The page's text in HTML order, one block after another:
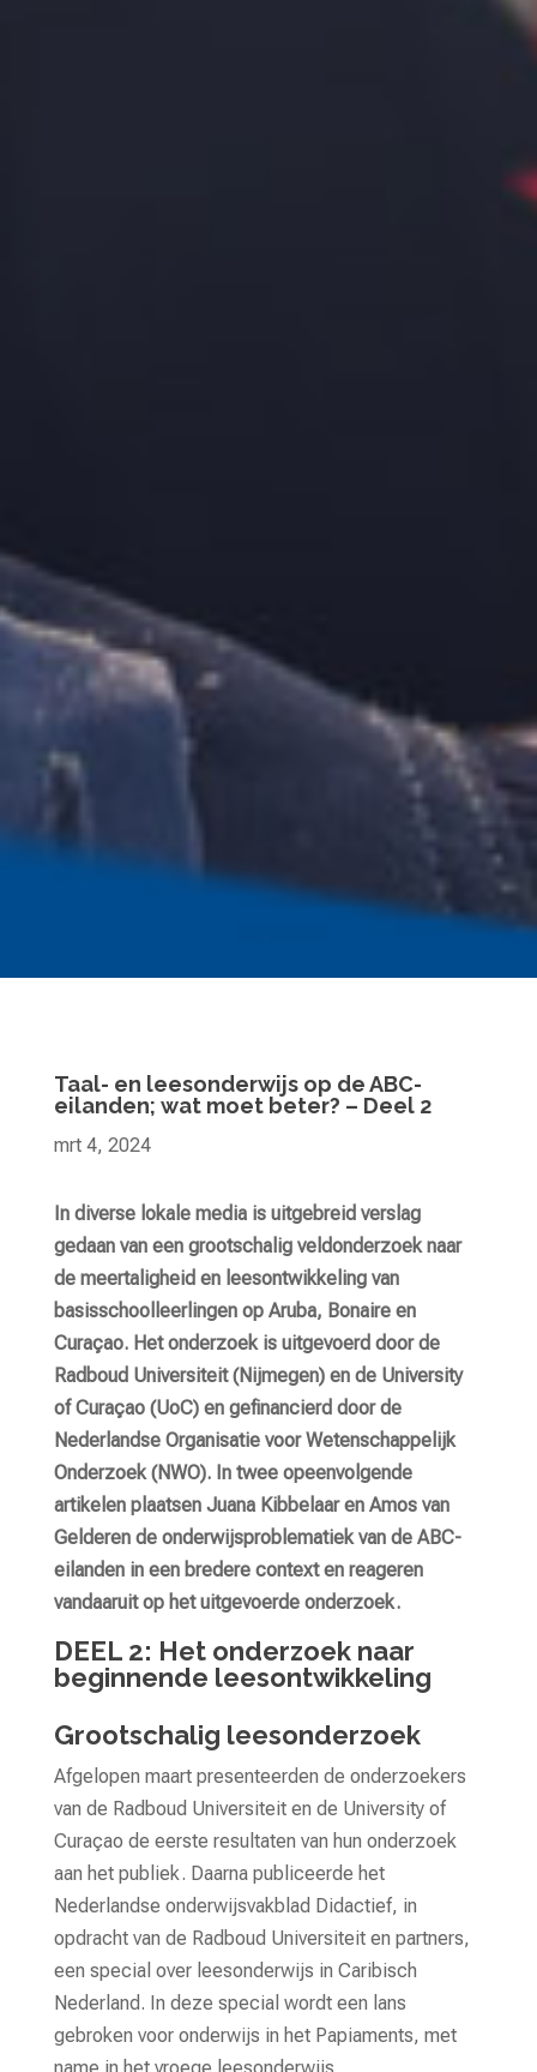
Taal- en leesonderwijs op de ABC-
eilanden; wat moet beter? – Deel 2
mrt 4, 2024
In diverse lokale media is uitgebreid verslag
gedaan van een grootschalig veldonderzoek naar
de meertaligheid en leesontwikkeling van
basisschoolleerlingen op Aruba, Bonaire en
Curaçao. Het onderzoek is uitgevoerd door de
Radboud Universiteit (Nijmegen) en de University
of Curaçao (UoC) en gefinancierd door de
Nederlandse Organisatie voor Wetenschappelijk
Onderzoek (NWO). In twee opeenvolgende
artikelen plaatsen Juana Kibbelaar en Amos van
Gelderen de onderwijsproblematiek van de ABC-
eilanden in een bredere context en reageren
vandaaruit op het uitgevoerde onderzoek.
DEEL 2: Het onderzoek naar
beginnende leesontwikkeling
Grootschalig leesonderzoek
Afgelopen maart presenteerden de onderzoekers
van de Radboud Universiteit en de University of
Curaçao de eerste resultaten van hun onderzoek
aan het publiek. Daarna publiceerde het
Nederlandse onderwijsvakblad Didactief, in
opdracht van de Radboud Universiteit en partners,
een special over leesonderwijs in Caribisch
Nederland. In deze special wordt een lans
gebroken voor onderwijs in het Papiaments, met
name in het vroege leesonderwijs.